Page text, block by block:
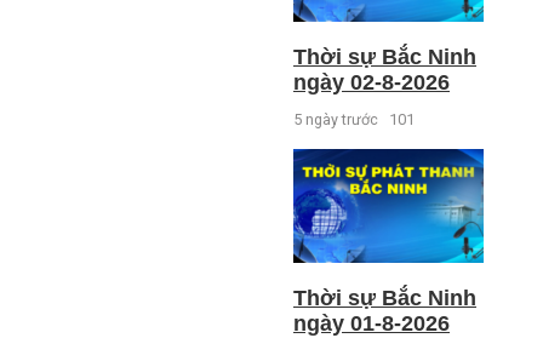
Thời sự Bắc Ninh
ngày 02-8-2026
5 ngày trước 101
Thời sự Bắc Ninh
ngày 01-8-2026